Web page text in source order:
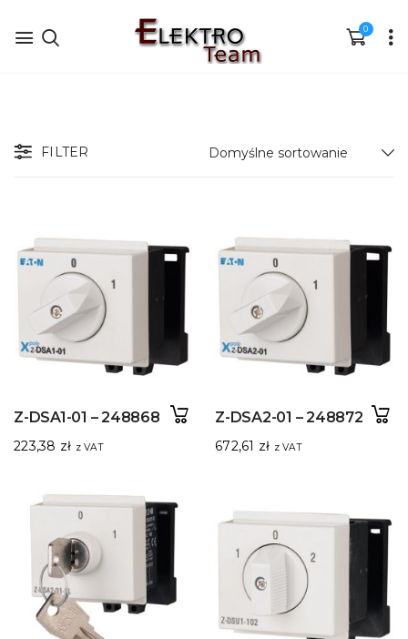
0
FILTER
Z-DSA1-01 – 248868
223,38 zł z VAT
Z-DSA2-01 – 248872
672,61 zł z VAT